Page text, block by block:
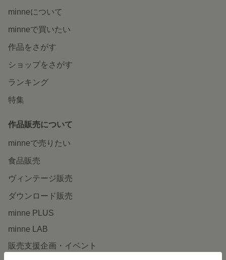
minneについて
minneで買いたい
作品をさがす
ショップをさがす
ランキング
特集
作品販売について
minneで売りたい
食品販売
ヴィンテージ販売
ダウンロード販売
minne PLUS
minne LAB
販売支援企画・イベント